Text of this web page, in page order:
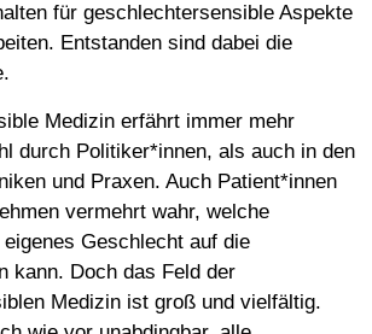
für geschlechtersensible Aspekte
Entstanden sind dabei die
Medizin erfährt immer mehr
durch Politiker*innen, als auch in den
und Praxen. Auch Patient*innen
vermehrt wahr, welche
Geschlecht auf die
kann. Doch das Feld der
Medizin ist groß und vielfältig.